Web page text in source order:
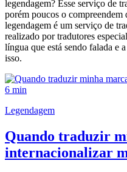
legendagem? Esse serviço de
porém poucos o
legendagem é um serviço de
realizado por tradutores
língua que está sendo falada e
isso.
6 min
Legendagem
Quando traduzir
internacionalizar